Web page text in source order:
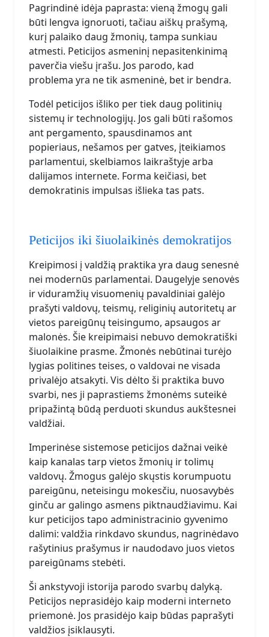
Pagrindinė idėja paprasta: vieną žmogų gali
būti lengva ignoruoti, tačiau aiškų prašymą,
kurį palaiko daug žmonių, tampa sunkiau
atmesti. Peticijos asmeninį nepasitenkinimą
paverčia viešu įrašu. Jos parodo, kad
problema yra ne tik asmeninė, bet ir bendra.
Todėl peticijos išliko per tiek daug politinių
sistemų ir technologijų. Jos gali būti rašomos
ant pergamento, spausdinamos ant
popieriaus, nešamos per gatves, įteikiamos
parlamentui, skelbiamos laikraštyje arba
dalijamos internete. Forma keičiasi, bet
demokratinis impulsas išlieka tas pats.
Peticijos iki šiuolaikinės demokratijos
Kreipimosi į valdžią praktika yra daug senesnė
nei modernūs parlamentai. Daugelyje senovės
ir viduramžių visuomenių pavaldiniai galėjo
prašyti valdovų, teismų, religinių autoritetų ar
vietos pareigūnų teisingumo, apsaugos ar
malonės. Šie kreipimaisi nebuvo demokratiški
šiuolaikine prasme. Žmonės nebūtinai turėjo
lygias politines teises, o valdovai ne visada
privalėjo atsakyti. Vis dėlto ši praktika buvo
svarbi, nes ji paprastiems žmonėms suteikė
pripažintą būdą perduoti skundus aukštesnei
valdžiai.
Imperinėse sistemose peticijos dažnai veikė
kaip kanalas tarp vietos žmonių ir tolimų
valdovų. Žmogus galėjo skųstis korumpuotu
pareigūnu, neteisingu mokesčiu, nuosavybės
ginču ar galingo asmens piktnaudžiavimu. Kai
kur peticijos tapo administracinio gyvenimo
dalimi: valdžia rinkdavo skundus, nagrinėdavo
rašytinius prašymus ir naudodavo juos vietos
pareigūnams stebėti.
Ši ankstyvoji istorija parodo svarbų dalyką.
Peticijos neprasidėjo kaip moderni interneto
priemonė. Jos prasidėjo kaip būdas paprašyti
valdžios įsiklausyti.